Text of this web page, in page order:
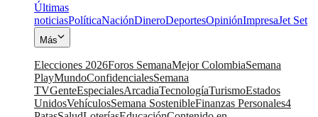
Últimas
noticiasPolíticaNaciónDineroDeportesOpiniónImpresaJet Set
Más
Elecciones 2026Foros SemanaMejor ColombiaSemana
PlayMundoConfidencialesSemana
TVGenteEspecialesArcadiaTecnologíaTurismoEstados
UnidosVehículosSemana SostenibleFinanzas Personales4